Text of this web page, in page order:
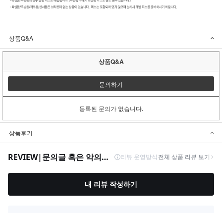
상품Q&A
상품Q&A
문의하기
등록된 문의가 없습니다.
상품후기